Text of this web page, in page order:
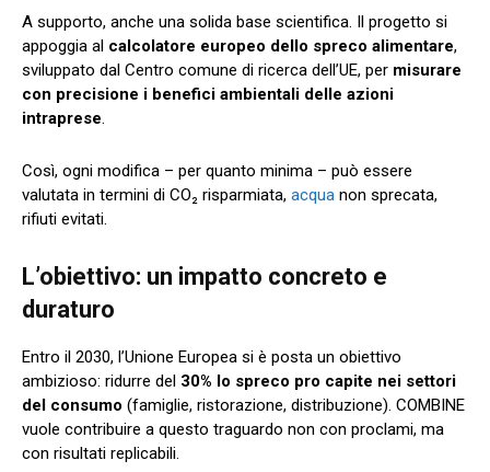
A supporto, anche una solida base scientifica. Il progetto si
appoggia al calcolatore europeo dello spreco alimentare,
sviluppato dal Centro comune di ricerca dell’UE, per misurare
con precisione i benefici ambientali delle azioni
intraprese.
Così, ogni modifica – per quanto minima – può essere
valutata in termini di CO₂ risparmiata, acqua non sprecata,
rifiuti evitati.
L’obiettivo: un impatto concreto e
duraturo
Entro il 2030, l’Unione Europea si è posta un obiettivo
ambizioso: ridurre del 30% lo spreco pro capite nei settori
del consumo (famiglie, ristorazione, distribuzione). COMBINE
vuole contribuire a questo traguardo non con proclami, ma
con risultati replicabili.